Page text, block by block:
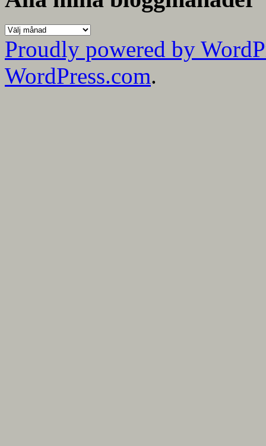
Alla
mina
bloggmånader
Proudly powered by
WordPress.com.